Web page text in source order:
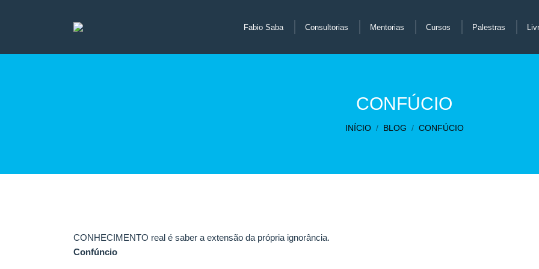
Fabio Saba Consultorias Mentorias Cursos Palestras
CONFÚCIO
Você está aqui:
INÍCIO BLOG CONFÚCIO
CONHECIMENTO real é saber a extensão da própria ignorância.
Confúncio